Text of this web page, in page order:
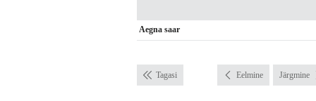
Aegna saar
Tagasi Eelmine Järgmine